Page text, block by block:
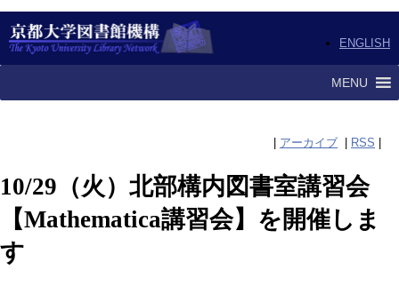
ENGLISH
MENU
アーカイブ RSS
10/29（火）北部構内図書室講習会
【Mathematica講習会】を開催しま
す